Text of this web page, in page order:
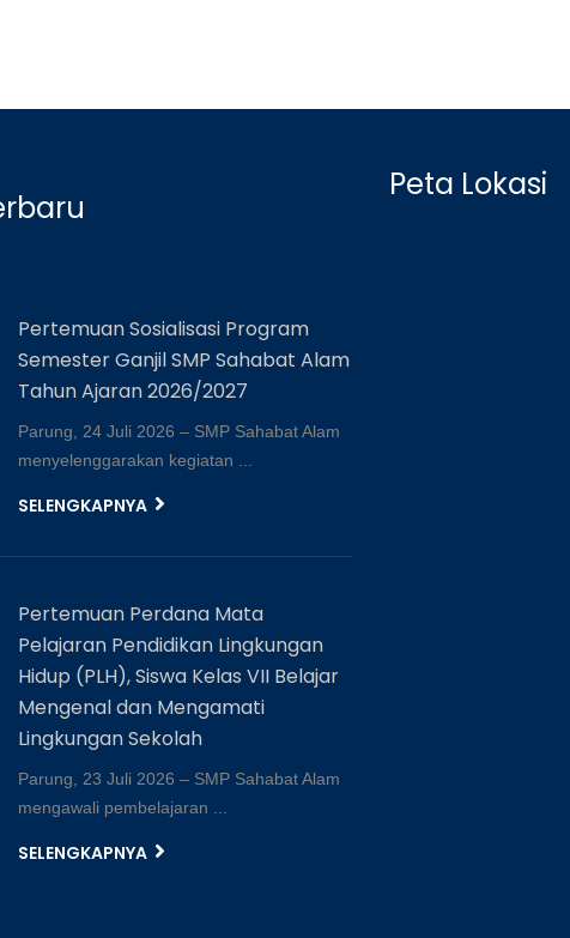
Pertemuan Sosialisasi Program
Semester Ganjil SMP Sahabat Alam
Tahun Ajaran 2026/2027
Parung, 24 Juli 2026 – SMP Sahabat Alam
menyelenggarakan kegiatan ...
SELENGKAPNYA
Pertemuan Perdana Mata
Pelajaran Pendidikan Lingkungan
Hidup (PLH), Siswa Kelas VII Belajar
Mengenal dan Mengamati
Lingkungan Sekolah
Parung, 23 Juli 2026 – SMP Sahabat Alam
mengawali pembelajaran ...
SELENGKAPNYA
Peta Lokasi